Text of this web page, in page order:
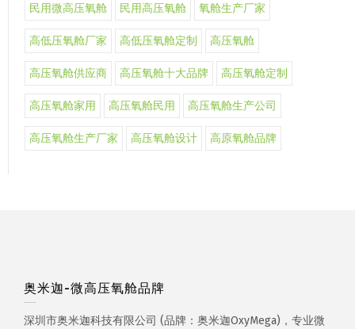
民用微高压氧舱 民用高压氧舱 氧舱生产厂家
高低压氧舱厂家 高低压氧舱定制 高压氧舱
高压氧舱供应商 高压氧舱十大品牌 高压氧舱定制
高压氧舱家用 高压氧舱民用 高压氧舱生产公司
高压氧舱生产厂家 高压氧舱设计 高原氧舱品牌
奥米迦-微高压氧舱品牌
深圳市奥米迦科技有限公司 (品牌：奥米迦OxyMega)，专业微